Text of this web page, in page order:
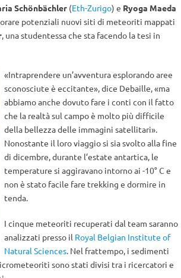
Schönbächler(Eth-Zurigo) e Ryoga Maeda
potenziali nuovi siti di meteoriti mappati
, una studentessa che sta facendo la tesi in
«Intraprendere un’avventura esplorando aree
sconosciute è eccitante», dice Debaille, «ma
abbiamo anche dovuto fare i conti con il fatto
che la realtà sul campo è molto più difficile
della bellezza delle immagini satellitari».
Nonostante il loro viaggio si sia svolto alla fine
di dicembre, durante l’estate antartica, le
temperature si aggiravano intorno ai -10° C e
non è stato facile fare trekking e dormire in
tenda.
I cinque meteoriti recuperati dal team saranno
analizzati presso il Royal Belgian Institute of
Natural Sciences. Nel frattempo, i sedimenti
sono stati divisi tra i ricercatori e